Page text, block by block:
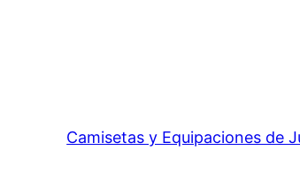
Camisetas y Equipaciones de